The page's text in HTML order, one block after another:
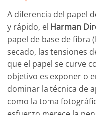
A diferencia del papel
y rápido, el Harman
papel de base de fibra
secado, las tensiones
que el papel se curve
objetivo es exponer o
dominar la técnica de
como la toma